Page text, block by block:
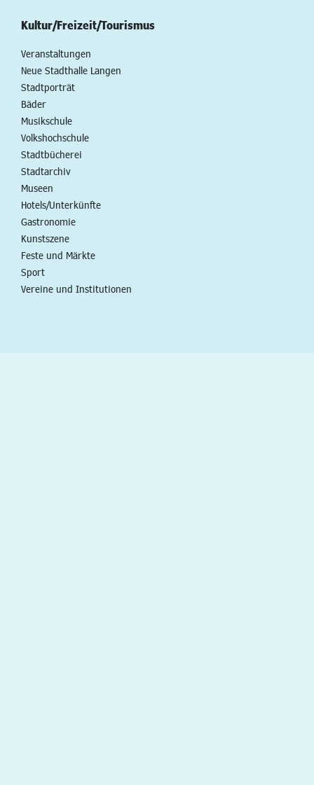
Kultur/Freizeit/Tourismus
Veranstaltungen
Neue Stadthalle Langen
Stadtporträt
Bäder
Musikschule
Volkshochschule
Stadtbücherei
Stadtarchiv
Museen
Hotels/Unterkünfte
Gastronomie
Kunstszene
Feste und Märkte
Sport
Vereine und Institutionen